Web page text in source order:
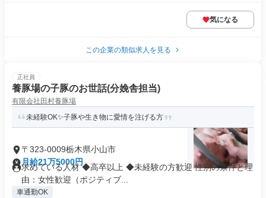
気になる
この企業の類似求人を見る
正社員
養豚場の子豚のお世話(分娩舎担当)
有限会社田村養豚場
未経験OK✨子豚や生き物に愛情を注げる方
〒323-0009栃木県小山市
月給21万5000円
求めている人材 ◆高卒以上 ◆未経験の方歓迎 性別の条件と理
由：女性歓迎（ポジティブ...
車通勤OK